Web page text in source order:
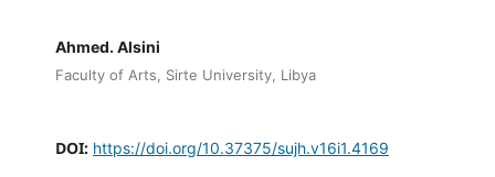
Ahmed. Alsini
Faculty of Arts, Sirte University, Libya
DOI: https://doi.org/10.37375/sujh.v16i1.4169